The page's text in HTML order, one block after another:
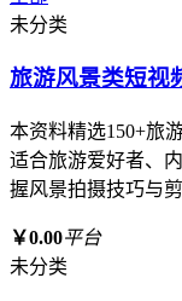
未分类
旅游风景类短视
本资料精选150+旅
适合旅游爱好者、
握风景拍摄技巧与
￥0.00平台
未分类